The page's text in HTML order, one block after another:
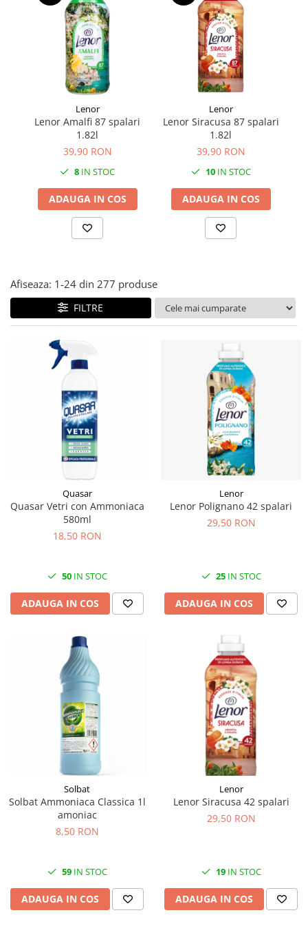
Făină italiană
Condimente & Sare
Zahăr & Îndulcitori
Lapte & Condensat
Gran Cucina
Creme & Esente
Paste Italiene
Orez & Polenta
Lenor
Lenor Amalfi 87 spalari
1.82l
39,90 RON
8 IN STOC
ADAUGA IN COS
Lenor
Lenor Siracusa 87 spalari
1.82l
39,90 RON
10IN STOC
ADAUGA IN COS
Afiseaza: 1-24 din 277 produse
FILTRE
Quasar
Quasar Vetri con Ammoniaca
580ml
18,50 RON
50IN STOC
ADAUGA IN COS
Lenor
Lenor Polignano 42 spalari
29,50 RON
25IN STOC
ADAUGA IN COS
Solbat
Solbat Ammoniaca Classica 1l
amoniac
8,50 RON
59IN STOC
ADAUGA IN COS
Lenor
Lenor Siracusa 42 spalari
29,50 RON
19IN STOC
ADAUGA IN COS